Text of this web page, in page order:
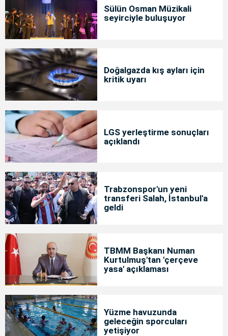
Sülün Osman Müzikali
seyirciyle buluşuyor
Doğalgazda kış ayları için
kritik uyarı
LGS yerleştirme sonuçları
açıklandı
Trabzonspor'un yeni
transferi Salah, İstanbul'a
geldi
TBMM Başkanı Numan
Kurtulmuş'tan 'çerçeve
yasa' açıklaması
Yüzme havuzunda
geleceğin sporcuları
yetişiyor